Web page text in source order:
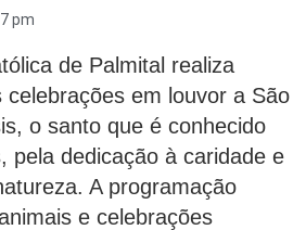
pm
de Palmital realiza
celebrações em louvor a São
o santo que é conhecido
pela dedicação à caridade e
A programação
e celebrações